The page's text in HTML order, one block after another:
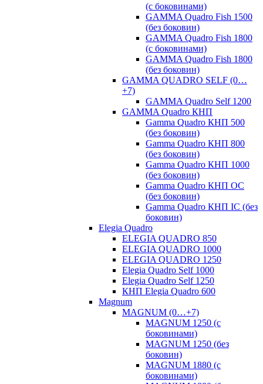
(с боковинами)
GAMMA Quadro Fish 1500
(без боковин)
GAMMA Quadro Fish 1800
(с боковинами)
GAMMA Quadro Fish 1800
(без боковин)
GAMMA QUADRO SELF (0…
+7)
GAMMA Quadro Self 1200
GAMMA Quadro КНП
Gamma Quadro КНП 500
(без боковин)
Gamma Quadro КНП 800
(без боковин)
Gamma Quadro КНП 1000
(без боковин)
Gamma Quadro КНП OC
(без боковин)
Gamma Quadro КНП IC (без
боковин)
Elegia Quadro
ELEGIA QUADRO 850
ELEGIA QUADRO 1000
ELEGIA QUADRO 1250
Elegia Quadro Self 1000
Elegia Quadro Self 1250
КНП Elegia Quadro 600
Magnum
MAGNUM (0…+7)
MAGNUM 1250 (с
боковинами)
MAGNUM 1250 (без
боковин)
MAGNUM 1880 (с
боковинами)